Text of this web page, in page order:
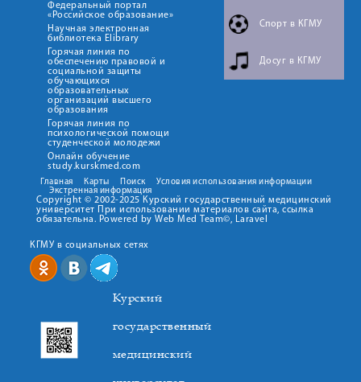
Федеральный портал
«Российское образование»
Научная электронная
библиотека Elibrary
Горячая линия по
обеспечению правовой и
социальной защиты
обучающихся
образовательных
организаций высшего
образования
Горячая линия по
психологической помощи
студенческой молодежи
Онлайн обучение
study.kurskmed.com
Спорт в КГМУ
Досуг в КГМУ
Главная Карты Поиск
Условия использования информации
Экстренная информация
Copyright © 2002-2025 Курский государственный медицинский
университет При использовании материалов сайта, ссылка
обязательна. Powered by Web Med Team©, Laravel
КГМУ в социальных сетях
Курский
государственный
медицинский